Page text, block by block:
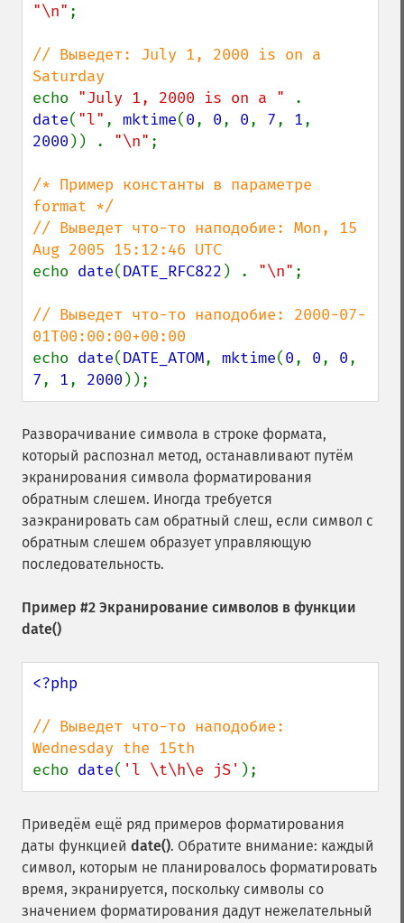
"\n" ;
// Выведет: July 1, 2000 is on a
echo "July 1, 2000 is on a "
date( "l" , mktime(0, 0, 0, 7, 1
2000 )) . "\n" ;
/* Пример константы в параметре
format */
// Выведет что-то наподобие: Mon, 15
echo date(DATE_RFC822 ) . "\n" ;
// Выведет что-то наподобие: 2000-07-
echo date(DATE_ATOM, mktime(0, 0, 0
7, 1, 2000 ));
Разворачивание символа в строке формата,
который распознал метод, останавливают путём
экранирования символа форматирования
обратным слешем. Иногда требуется
заэкранировать сам обратный слеш, если символ с
обратным слешем образует управляющую
последовательность.
Пример #2 Экранирование символов в функции
date()
<?php
// Выведет что-то наподобие:
echo date( 'l \t\h\e jS' );
Приведём ещё ряд примеров форматирования
даты функцией date(). Обратите внимание: каждый
символ, которым не планировалось форматировать
время, экранируется, поскольку символы со
значением форматирования дадут нежелательный